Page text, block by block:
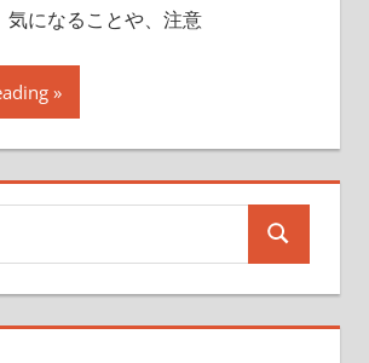
気になることや、注意
検